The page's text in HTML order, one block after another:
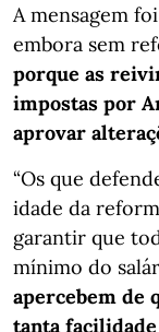
A mensagem
embora sem
porque as
impostas por
aprovar
“Os que
idade da
garantir que
mínimo do
apercebem de
tanta